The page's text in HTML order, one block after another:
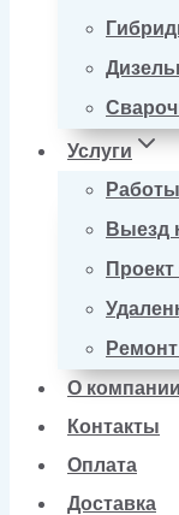
Услуги
Выезд
О компании
Контакты
Оплата
Доставка